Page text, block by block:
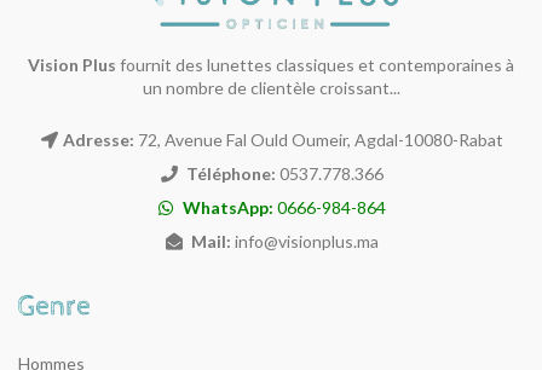
Vision Plus fournit des lunettes classiques et contemporaines à
un nombre de clientèle croissant...
Adresse: 72, Avenue Fal Ould Oumeir, Agdal-10080-Rabat
Téléphone: 0537.778.366
WhatsApp: 0666-984-864
Mail: info@visionplus.ma
Hommes